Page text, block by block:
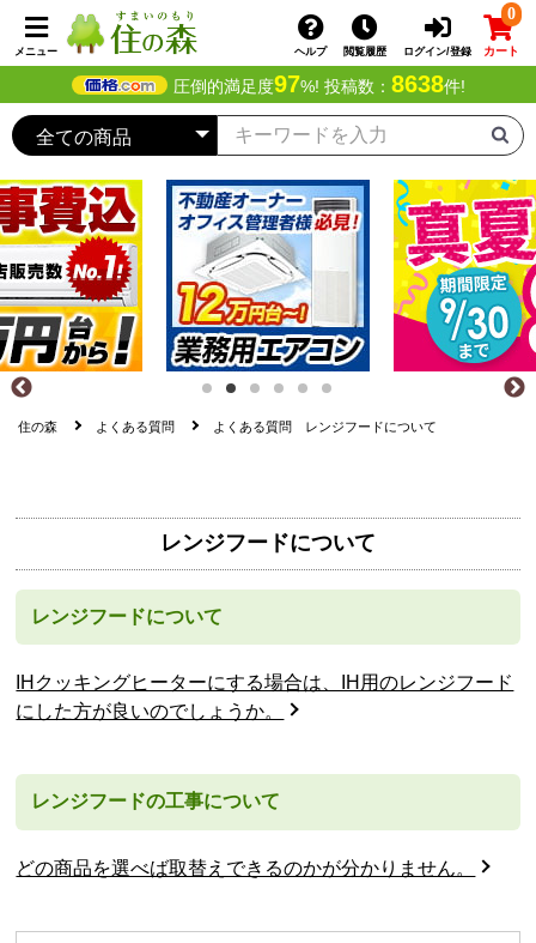
メニュー ヘルプ 閲覧履歴 ログイン/登録
0
カート
圧倒的満足度97%! 投稿数： 8638件!
住の森 よくある質問 よくある質問 レンジフードについて
レンジフードについて
レンジフードについて
IHクッキングヒーターにする場合は、IH用のレンジフード
にした方が良いのでしょうか。
レンジフードの工事について
どの商品を選べば取替えできるのかが分かりません。